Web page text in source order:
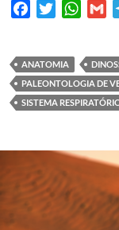
e
b
o
t
t
e
W
t
s
A
G
i
l
ANATOMIA
PALEONTOLOGIA DE
SISTEMA